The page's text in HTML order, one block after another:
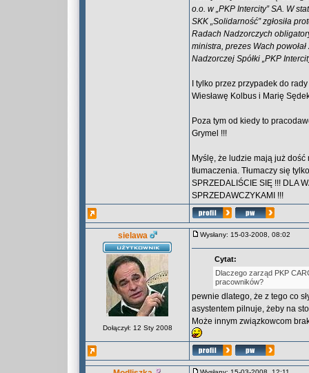
o.o. w „PKP Intercity” SA. W
SKK „Solidarność” zgłosiła
Radach Nadzorczych
ministra, prezes Wach
Nadzorczej Spółki „PKP
I tylko przez przypadek do
Wiesławę Kolbus i Marię
Poza tym od kiedy to
Grymel !!!
Myślę, że ludzie mają już
tłumaczenia. Tłumaczy się
SPRZEDALIŚCIE SIĘ !!! DLA
SPRZEDAWCZYKAMI !!!
sielawa
Dołączył: 12 Sty 2008
Wysłany: 15-03-2008, 08:02
Cytat:
Dlaczego zarząd PKP
pracowników?
pewnie dlatego, że z tego co
asystentem pilnuje, żeby na
Może innym związkowcom